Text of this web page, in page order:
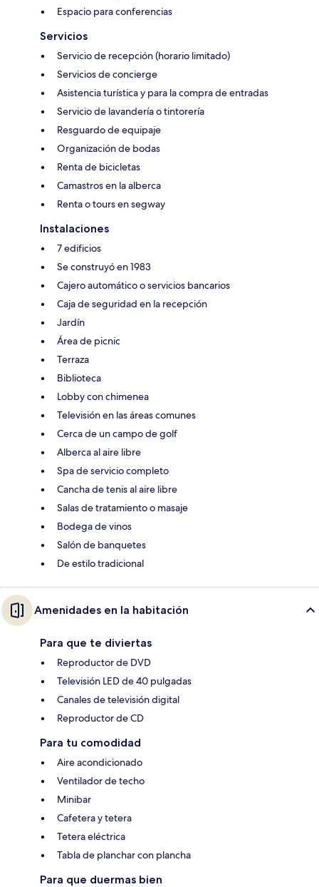
Espacio para conferencias
Servicios
Servicio de recepción (horario limitado)
Servicios de concierge
Asistencia turística y para la compra de entradas
Servicio de lavandería o tintorería
Resguardo de equipaje
Organización de bodas
Renta de bicicletas
Camastros en la alberca
Renta o tours en segway
Instalaciones
7 edificios
Se construyó en 1983
Cajero automático o servicios bancarios
Caja de seguridad en la recepción
Jardín
Área de picnic
Terraza
Biblioteca
Lobby con chimenea
Televisión en las áreas comunes
Cerca de un campo de golf
Alberca al aire libre
Spa de servicio completo
Cancha de tenis al aire libre
Salas de tratamiento o masaje
Bodega de vinos
Salón de banquetes
De estilo tradicional
Amenidades en la habitación
Para que te diviertas
Reproductor de DVD
Televisión LED de 40 pulgadas
Canales de televisión digital
Reproductor de CD
Para tu comodidad
Aire acondicionado
Ventilador de techo
Minibar
Cafetera y tetera
Tetera eléctrica
Tabla de planchar con plancha
Para que duermas bien